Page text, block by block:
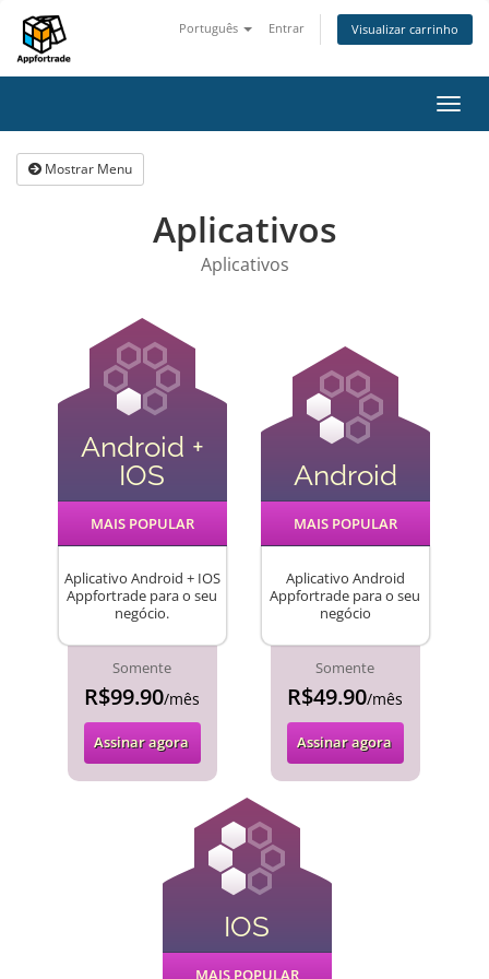
Português Entrar Visualizar carrinho
Mostrar Menu
Aplicativos
Aplicativos
Android +
IOS
MAIS POPULAR
Aplicativo Android + IOS
Appfortrade para o seu
negócio.
Somente
R$99.90/mês
Assinar agora
Android
MAIS POPULAR
Aplicativo Android
Appfortrade para o seu
negócio
Somente
R$49.90/mês
Assinar agora
IOS
MAIS POPULAR